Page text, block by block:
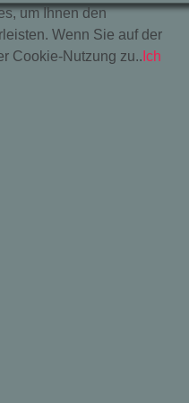
um Ihnen den
Wenn Sie auf der
Cookie-Nutzung zu.. Ich